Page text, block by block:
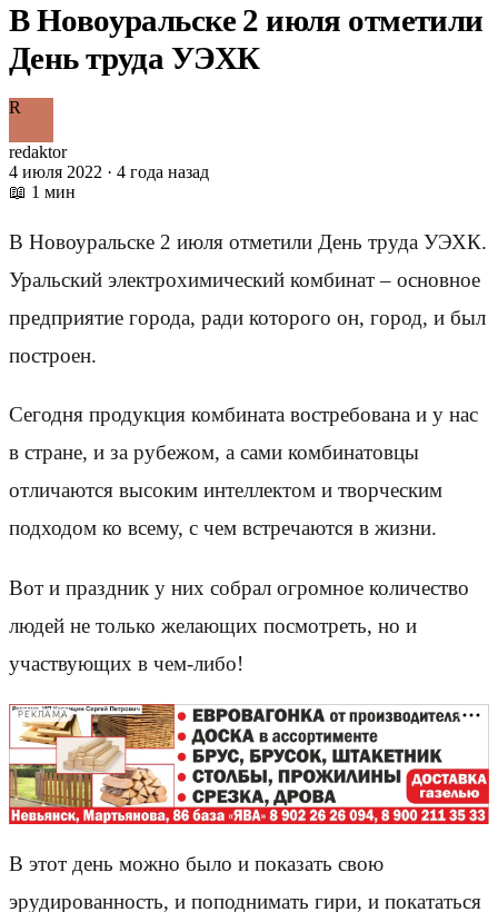
В Новоуральске 2 июля отметили
День труда УЭХК
R
redaktor
4 июля 2022 · 4 года назад
📖 1 мин
В Новоуральске 2 июля отметили День труда УЭХК.
Уральский электрохимический комбинат – основное
предприятие города, ради которого он, город, и был
построен.
Сегодня продукция комбината востребована и у нас
в стране, и за рубежом, а сами комбинатовцы
отличаются высоким интеллектом и творческим
подходом ко всему, с чем встречаются в жизни.
Вот и праздник у них собрал огромное количество
людей не только желающих посмотреть, но и
участвующих в чем-либо!
РЕКЛАМА
В этот день можно было и показать свою
эрудированность, и поподнимать гири, и покататься